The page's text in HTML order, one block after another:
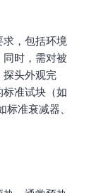
，包括环境
时，需对被
探头外观完
准试块（如
准衰减器、